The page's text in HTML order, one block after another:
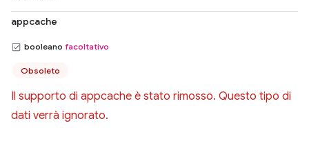
appcache
booleano facoltativo
Obsoleto
Il supporto di appcache è stato rimosso. Questo tipo di
dati verrà ignorato.